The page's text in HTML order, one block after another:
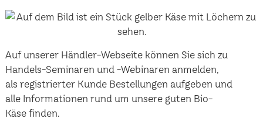
Auf unserer Händler-Webseite können Sie sich zu
Handels-Seminaren und -Webinaren anmelden,
als registrierter Kunde Bestellungen aufgeben und
alle Informationen rund um unsere guten Bio-
Käse finden.